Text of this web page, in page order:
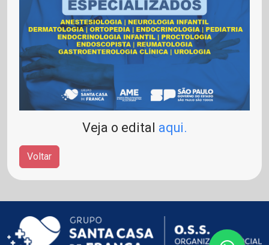
Veja o edital aqui.
Voltar